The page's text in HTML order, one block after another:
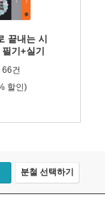
끝내는 시
기+실기
1급)
66건
할인)
분철 선택하기